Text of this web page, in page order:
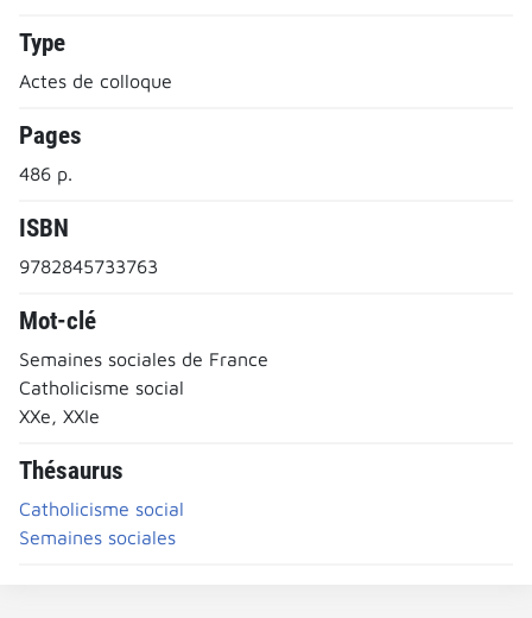
Type
Actes de colloque
Pages
486 p.
ISBN
9782845733763
Mot-clé
Semaines sociales de France
Catholicisme social
XXe, XXIe
Thésaurus
Catholicisme social
Semaines sociales